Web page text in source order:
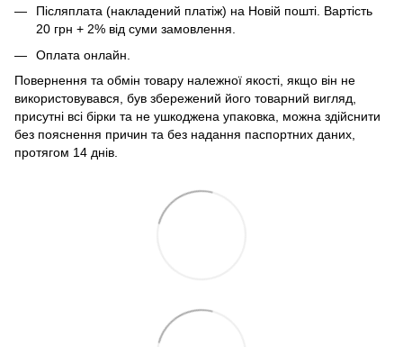
Післяплата (накладений платіж) на Новій пошті. Вартість
20 грн + 2% від суми замовлення.
Оплата онлайн.
Повернення та обмін товару належної якості, якщо він не
використовувався, був збережений його товарний вигляд,
присутні всі бірки та не ушкоджена упаковка, можна здійснити
без пояснення причин та без надання паспортних даних,
протягом 14 днів.